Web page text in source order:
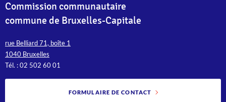
Commission communautaire
commune de Bruxelles-Capitale
rue Belliard 71, boîte 1
1040 Bruxelles
Tél. : 02 502 60 01
FORMULAIRE DE CONTACT